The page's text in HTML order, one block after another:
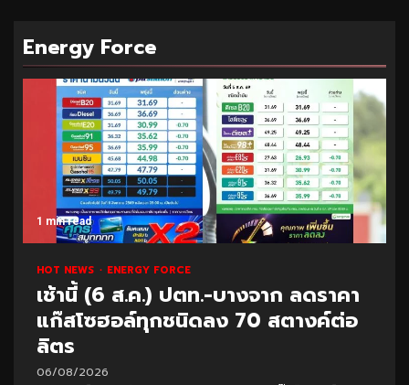
Energy Force
1 min read
HOT NEWS ENERGY FORCE
เช้านี้ (6 ส.ค.) ปตท.-บางจาก ลดราคา
แก๊สโซฮอล์ทุกชนิดลง 70 สตางค์ต่อ
ลิตร
06/08/2026